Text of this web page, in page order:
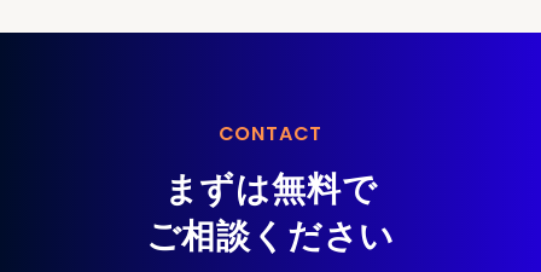
CONTACT
まずは無料で
ご相談ください